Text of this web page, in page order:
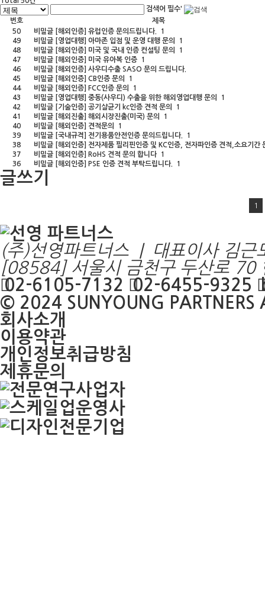
검색어 필수'
번호
제목
50
비밀글 [해외인증] 유럽인증 문의드립니다.
1
49
비밀글 [영업대행] 아마존 입점 및 운영 대행 문의
1
48
비밀글 [해외인증] 미국 및 국내 인증 컨설팅 문의
1
47
비밀글 [해외인증] 미국 유아복 인증
1
46
비밀글 [해외인증] 사우디수출 SASO 문의 드립니다.
45
비밀글 [해외인증] CB인증 문의
1
44
비밀글 [해외인증] FCC인증 문의
1
43
비밀글 [영업대행] 중동(사우디) 수출을 위한 해외영업대행 문의
1
42
비밀글 [기술인증] 공기살균기 kc인증 견적 문의
1
41
비밀글 [해외진출] 해외시장진출(미국) 문의
1
40
비밀글 [해외인증] 견적문의
1
39
비밀글 [국내규격] 전기용품안전인증 문의드립니다.
1
38
비밀글 [해외인증] 전자제품 필리핀인증 및 KC인증, 전자파인증 견적,소요기간
37
비밀글 [해외인증] RoHS 견적 문의 합니다 1
36
비밀글 [해외인증] PSE 인증 견적 부탁드립니다. 1
글쓰기
1
(주)선영파트너스 | 대표이사 김근
[08584] 서울시 금천구 두산로 70
02-6105-7132
02-6455-9325
© 2024 SUNYOUNG PARTNERS
회사소개
이용약관
개인정보취급방침
제휴문의